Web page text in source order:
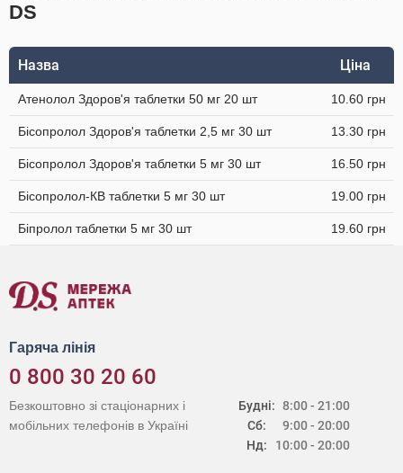
DS
Назва Ціна
Атенолол Здоров'я таблетки 50 мг 20 шт 10.60 грн
Бісопролол Здоров'я таблетки 2,5 мг 30 шт 13.30 грн
Бісопролол Здоров'я таблетки 5 мг 30 шт 16.50 грн
Бісопролол-КВ таблетки 5 мг 30 шт 19.00 грн
Біпролол таблетки 5 мг 30 шт 19.60 грн
Гаряча лінія
0 800 30 20 60
Будні:
Сб:
Нд:
8:00 - 21:00
9:00 - 20:00
10:00 - 20:00
Безкоштовно зі стаціонарних і
мобільних телефонів в Україні